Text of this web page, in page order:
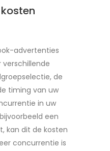
advertenties
verschillende
de
timing van uw
in uw
een
kan dit de kosten
concurrentie is